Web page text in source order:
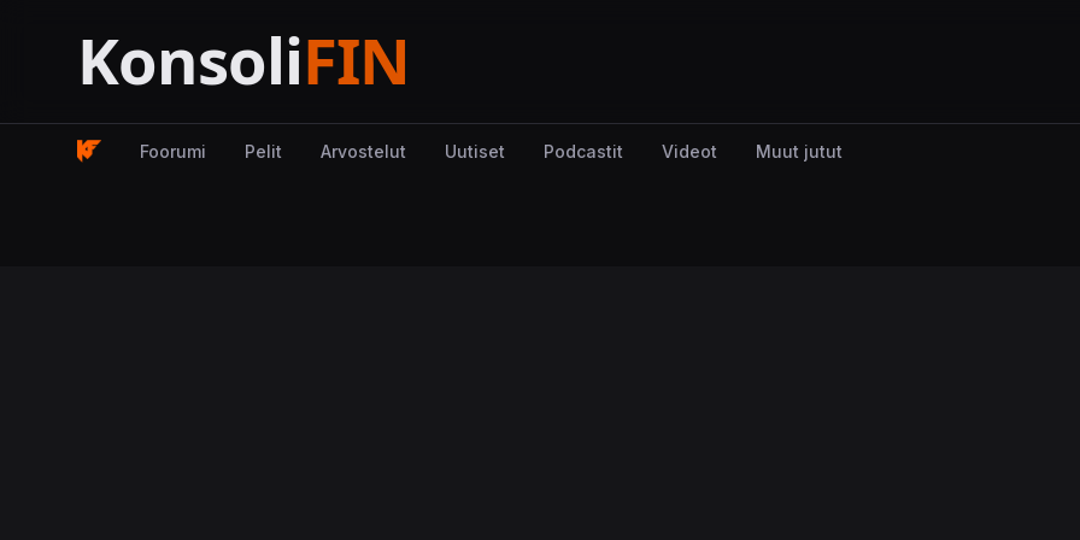
Foorumi Pelit Arvostelut Uutiset Podcastit Videot Muut jutut